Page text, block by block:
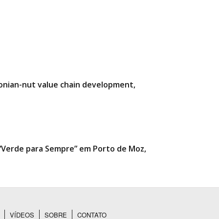
nut value chain development,
para Sempre” em Porto de Moz,
VÍDEOS SOBRE CONTATO